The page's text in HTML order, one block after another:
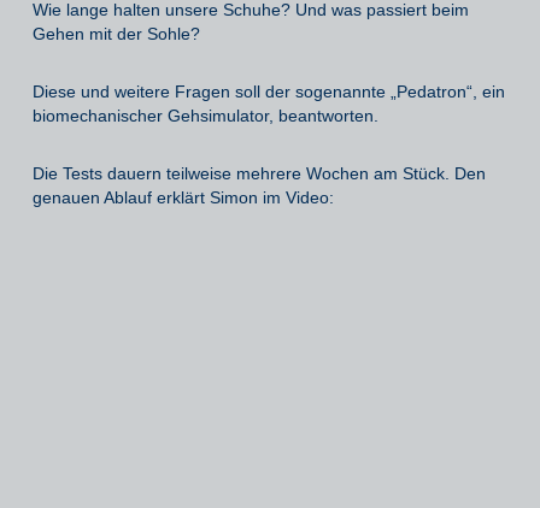
Wie lange halten unsere Schuhe? Und was passiert beim
Gehen mit der Sohle?
Diese und weitere Fragen soll der sogenannte „Pedatron“, ein
biomechanischer Gehsimulator, beantworten.
Die Tests dauern teilweise mehrere Wochen am Stück. Den
genauen Ablauf erklärt Simon im Video: